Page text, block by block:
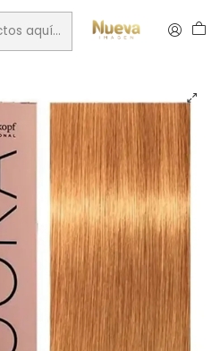
Igora Royal Chocolates
CLARO CHOC. NATURAL 9-60